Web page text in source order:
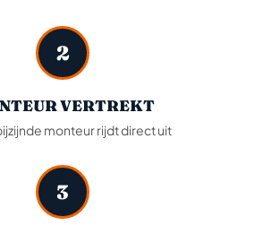
2
VERTREKT
monteur rijdt direct uit
3